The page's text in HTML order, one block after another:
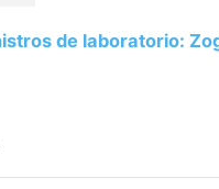
de laboratorio: